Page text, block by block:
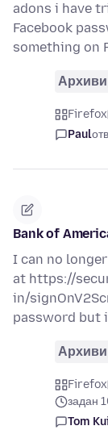
adons i have
Facebook
something on
Firefox
Paul
Bank of
I can no
at https://
in/
password but
Firefox
задан
Tom